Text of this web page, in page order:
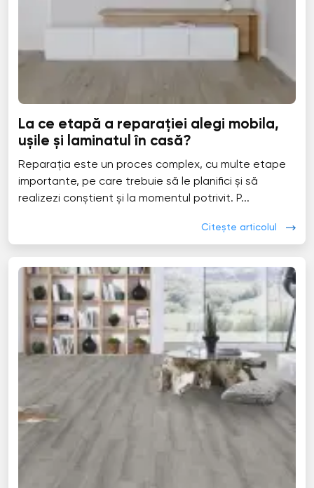
La ce etapă a reparației alegi mobila,
ușile și laminatul în casă?
Reparația este un proces complex, cu multe etape
importante, pe care trebuie să le planifici și să
realizezi conștient și la momentul potrivit. P...
Citește articolul